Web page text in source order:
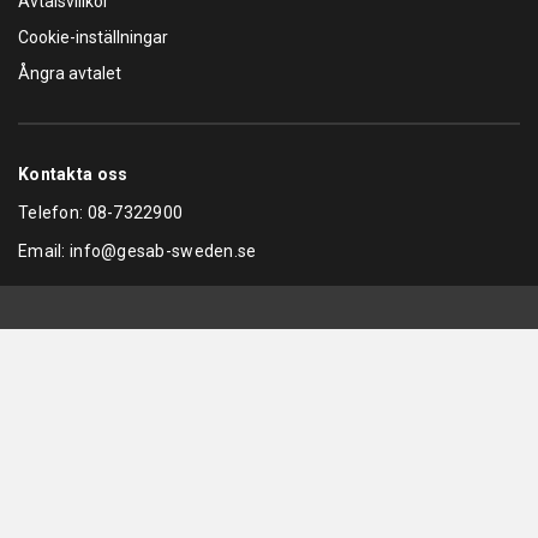
Cookie-inställningar
Ångra avtalet
Kontakta oss
Telefon: 08-7322900
Email: info@gesab-sweden.se